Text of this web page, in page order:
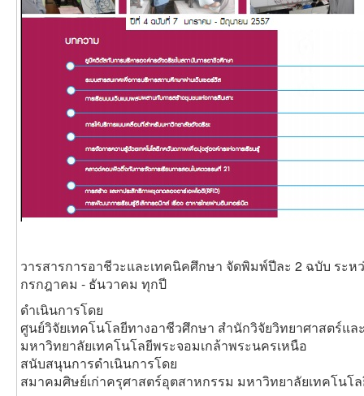
วารสารการอาชีวะและเทคนิคศึกษา จัดพิมพ์ปีละ 2 ฉบับ ระห
กรกฎาคม - ธันวาคม ทุกปี
ดำเนินการโดย
ศูนย์วิจัยเทคโนโลยีทางอาชีวศึกษา สำนักวิจัยวิทยาศาสตร์แล
มหาวิทยาลัยเทคโนโลยีพระจอมเกล้าพระนครเหนือ
สนับสนุนการดำเนินการโดย
สมาคมศิษย์เก่าครุศาสตร์อุตสาหกรรม มหาวิทยาลัยเทคโนโ